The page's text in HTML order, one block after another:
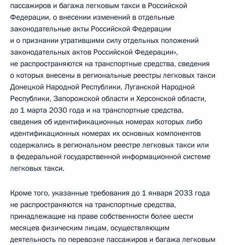
пассажиров и багажа легковым такси в Российской
Федерации, о внесении изменений в отдельные
законодательные акты Российской Федерации
и о признании утратившими силу отдельных положений
законодательных актов Российской Федерации»,
не распространяются на транспортные средства, сведения
о которых внесены в региональные реестры легковых такси
Донецкой Народной Республики, Луганской Народной
Республики, Запорожской области и Херсонской области,
до 1 марта 2030 года и на транспортные средства,
сведения об идентификационных номерах которых либо
идентификационных номерах их основных компонентов
содержались в региональном реестре легковых такси или
в федеральной государственной информационной системе
легковых такси.
Кроме того, указанные требования до 1 января 2033 года
не распространяются на транспортные средства,
принадлежащие на праве собственности более шести
месяцев физическим лицам, осуществляющим
деятельность по перевозке пассажиров и багажа легковым